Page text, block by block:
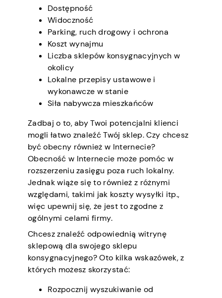
Dostępność
Widoczność
Parking, ruch drogowy i ochrona
Koszt wynajmu
Liczba sklepów konsygnacyjnych w
okolicy
Lokalne przepisy ustawowe i
wykonawcze w stanie
Siła nabywcza mieszkańców
Zadbaj o to, aby Twoi potencjalni klienci
mogli łatwo znaleźć Twój sklep. Czy chcesz
być obecny również w Internecie?
Obecność w Internecie może pomóc w
rozszerzeniu zasięgu poza ruch lokalny.
Jednak wiąże się to również z różnymi
względami, takimi jak koszty wysyłki itp.,
więc upewnij się, że jest to zgodne z
ogólnymi celami firmy.
Chcesz znaleźć odpowiednią witrynę
sklepową dla swojego sklepu
konsygnacyjnego? Oto kilka wskazówek, z
których możesz skorzystać:
Rozpocznij wyszukiwanie od